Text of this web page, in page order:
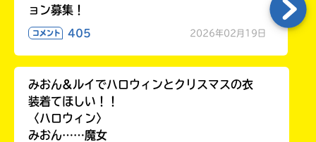
ョン募集！
コメント 405 2026年02月19日
みおん&ルイでハロウィンとクリスマスの衣
装着てほしい！！
〈ハロウィン〉
みおん……魔女